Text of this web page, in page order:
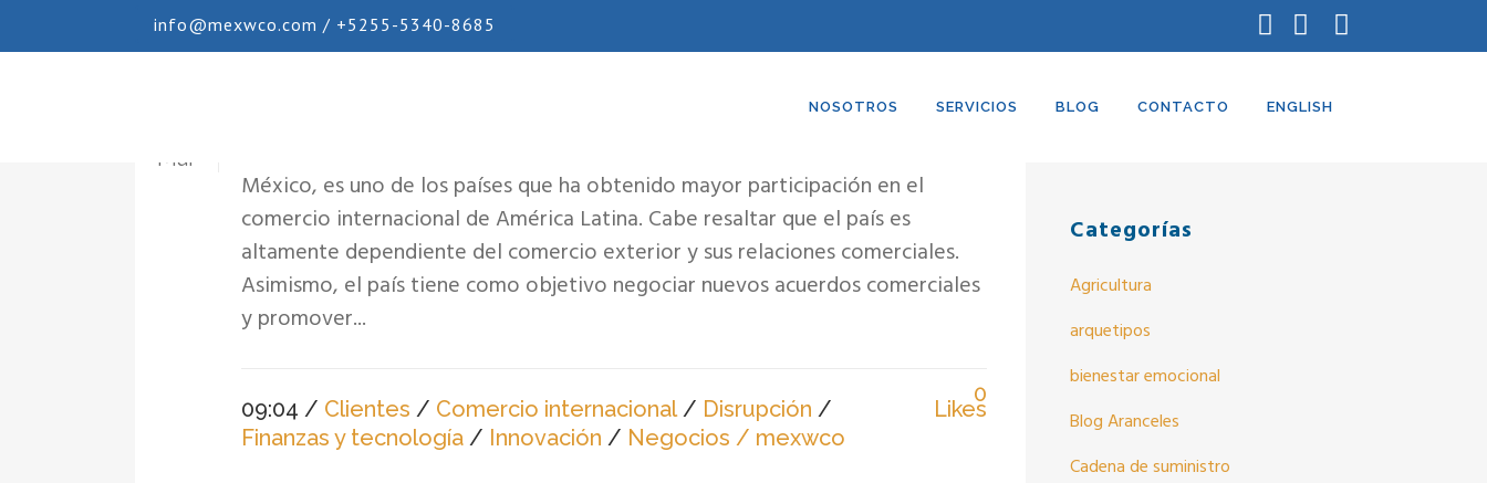
info@mexwco.com / +5255-5340-8685
NOSOTROS SERVICIOS BLOG CONTACTO ENGLISH
Mar
México, es uno de los países que ha obtenido mayor participación en el
comercio internacional de América Latina. Cabe resaltar que el país es
altamente dependiente del comercio exterior y sus relaciones comerciales.
Asimismo, el país tiene como objetivo negociar nuevos acuerdos comerciales
y promover...
09:04 / Clientes / Comercio internacional/ Disrupción /
Finanzas y tecnología / Innovación / Negocios / mexwco
0
Likes
Categorías
Agricultura
arquetipos
bienestar emocional
Blog Aranceles
Cadena de suministro